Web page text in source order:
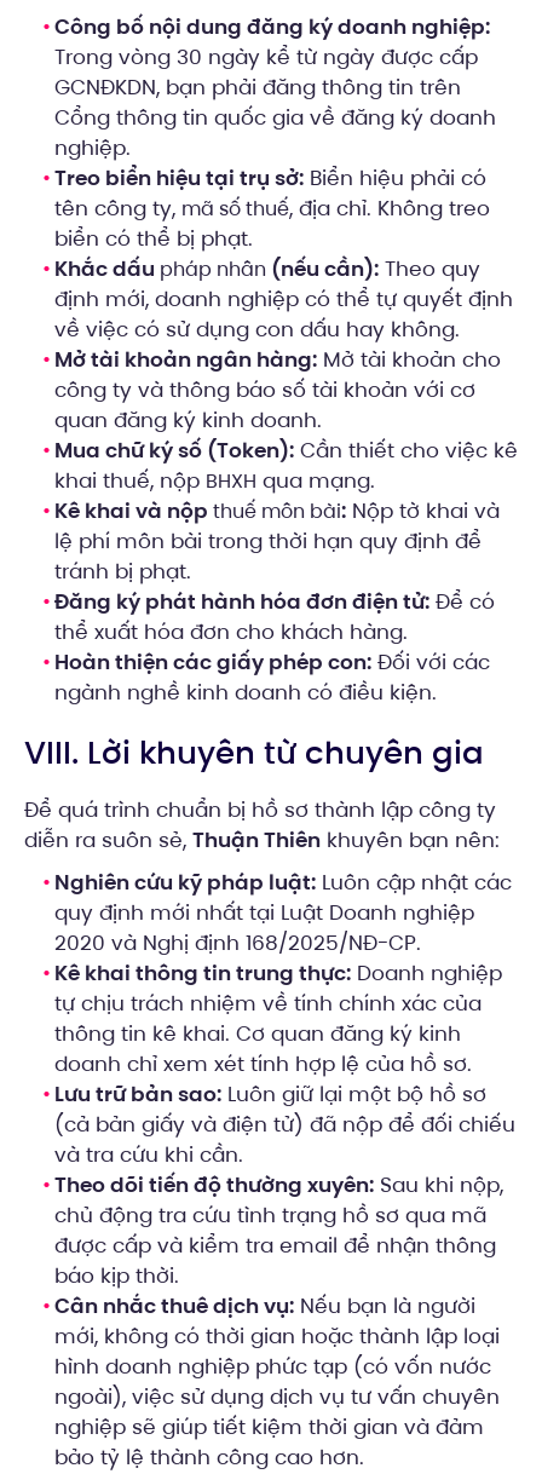
Công bố nội dung đăng ký doanh nghiệp:
Trong vòng 30 ngày kể từ ngày được cấp
GCNĐKDN, bạn phải đăng thông tin trên
Cổng thông tin quốc gia về đăng ký doanh
nghiệp.
Treo biển hiệu tại trụ sở: Biển hiệu phải có
tên công ty, mã số thuế, địa chỉ. Không treo
biển có thể bị phạt.
Khắc dấu pháp nhân (nếu cần): Theo quy
định mới, doanh nghiệp có thể tự quyết định
về việc có sử dụng con dấu hay không.
Mở tài khoản ngân hàng: Mở tài khoản cho
công ty và thông báo số tài khoản với cơ
quan đăng ký kinh doanh.
Mua chữ ký số (Token): Cần thiết cho việc kê
khai thuế, nộp BHXH qua mạng.
Kê khai và nộp thuế môn bài: Nộp tờ khai và
lệ phí môn bài trong thời hạn quy định để
tránh bị phạt.
Đăng ký phát hành hóa đơn điện tử: Để có
thể xuất hóa đơn cho khách hàng.
Hoàn thiện các giấy phép con: Đối với các
ngành nghề kinh doanh có điều kiện.
VIII. Lời khuyên từ chuyên gia
Để quá trình chuẩn bị hồ sơ thành lập công ty
diễn ra suôn sẻ, Thuận Thiên khuyên bạn nên:
Nghiên cứu kỹ pháp luật: Luôn cập nhật các
quy định mới nhất tại Luật Doanh nghiệp
2020 và Nghị định 168/2025/NĐ-CP.
Kê khai thông tin trung thực: Doanh nghiệp
tự chịu trách nhiệm về tính chính xác của
thông tin kê khai. Cơ quan đăng ký kinh
doanh chỉ xem xét tính hợp lệ của hồ sơ.
Lưu trữ bản sao: Luôn giữ lại một bộ hồ sơ
(cả bản giấy và điện tử) đã nộp để đối chiếu
và tra cứu khi cần.
Theo dõi tiến độ thường xuyên: Sau khi nộp,
chủ động tra cứu tình trạng hồ sơ qua mã
được cấp và kiểm tra email để nhận thông
báo kịp thời.
Cân nhắc thuê dịch vụ: Nếu bạn là người
mới, không có thời gian hoặc thành lập loại
hình doanh nghiệp phức tạp (có vốn nước
ngoài), việc sử dụng dịch vụ tư vấn chuyên
nghiệp sẽ giúp tiết kiệm thời gian và đảm
bảo tỷ lệ thành công cao hơn.